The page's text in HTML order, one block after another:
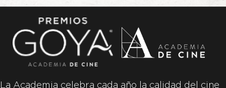
La Academia celebra cada año la calidad del cine